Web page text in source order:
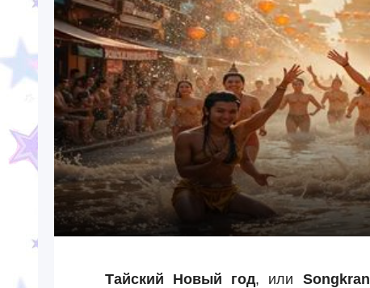
Тайский Новый год, или Songkran